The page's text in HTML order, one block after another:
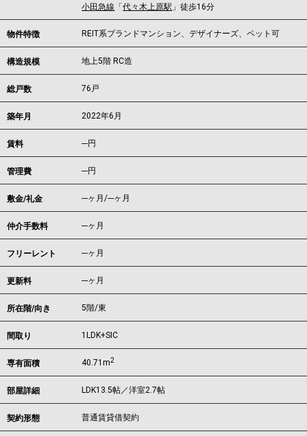
小田急線 「代々木上原駅 」徒歩16分
物件特徴 REIT系ブランドマンション、デザイナーズ、ペット可
構造規模 地上5階 RC造
総戸数 76戸
築年月 2022年6月
賃料 ---円
管理費 ---円
敷金/礼金 ---ヶ月/---ヶ月
仲介手数料 ---ヶ月
フリーレント ---ヶ月
更新料 ---ヶ月
所在階/向き 5階/東
間取り 1LDK+SIC
専有面積 40.71m2
部屋詳細 LDK13.5帖／洋室2.7帖
契約形態 普通賃貸借契約